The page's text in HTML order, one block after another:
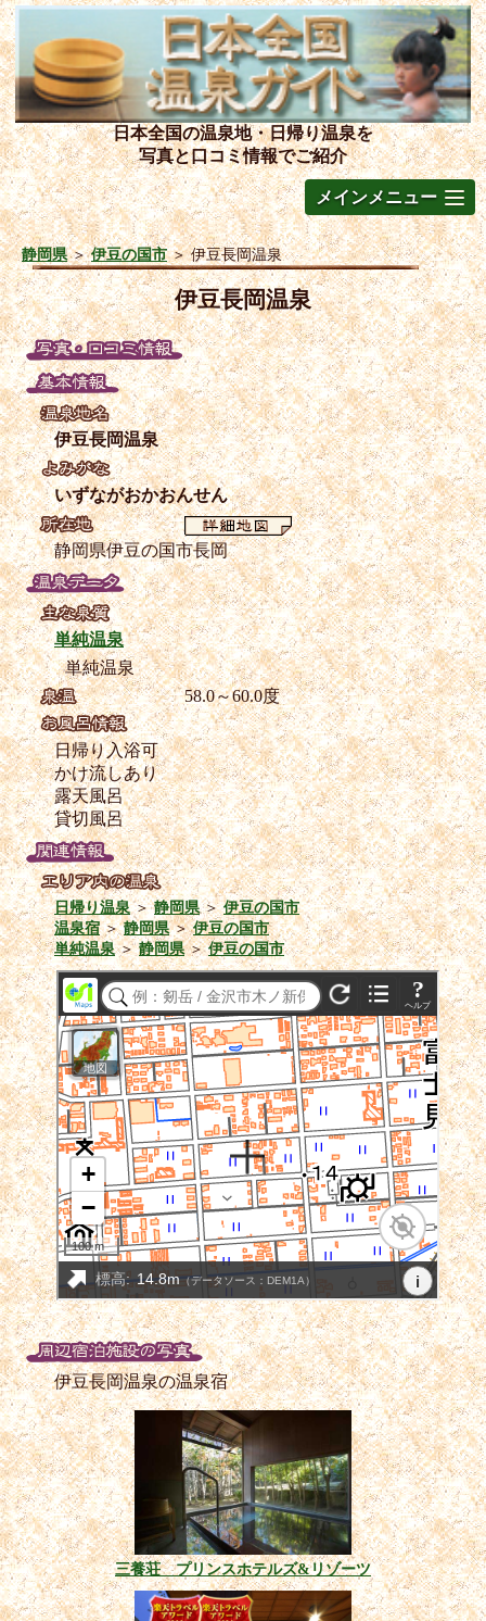
日本全国の温泉地・日帰り温泉を
写真と口コミ情報でご紹介
メインメニュー
静岡県＞伊豆の国市＞伊豆長岡温泉
伊豆長岡温泉
伊豆長岡温泉
いずながおかおんせん
静岡県伊豆の国市長岡
単純温泉
単純温泉
58.0～60.0度
日帰り入浴可
かけ流しあり
露天風呂
貸切風呂
日帰り温泉＞静岡県＞伊豆の国市
温泉宿＞静岡県＞伊豆の国市
単純温泉＞静岡県＞伊豆の国市
伊豆長岡温泉の温泉宿
三養荘 プリンスホテルズ&リゾーツ